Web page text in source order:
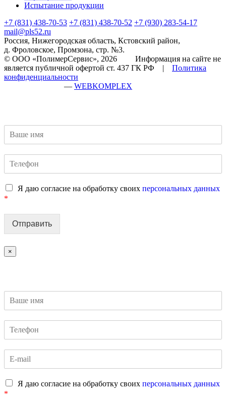
Испытание продукции
+7 (831) 438-70-53 +7 (831) 438-70-52 +7 (930) 283-54-17
mail@pls52.ru
Россия, Нижегородская область, Кстовский район,
д. Фроловское, Промзона, стр. №3.
© ООО «ПолимерСервис», 2026 Информация на сайте не
является публичной офертой ст. 437 ГК РФ | Политика
конфиденциальности
— WEBKOMPLEX
Я даю согласие на обработку своих персональных данных
*
Отправить
×
Я даю согласие на обработку своих персональных данных
*